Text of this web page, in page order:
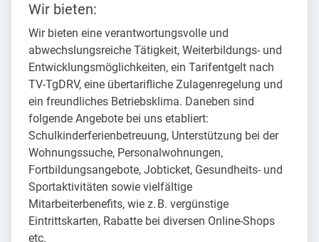
Wir bieten:
Wir bieten eine verantwortungsvolle und
abwechslungsreiche Tätigkeit, Weiterbildungs- und
Entwicklungsmöglichkeiten, ein Tarifentgelt nach
TV-TgDRV, eine übertarifliche Zulagenregelung und
ein freundliches Betriebsklima. Daneben sind
folgende Angebote bei uns etabliert:
Schulkinderferienbetreuung, Unterstützung bei der
Wohnungssuche, Personalwohnungen,
Fortbildungsangebote, Jobticket, Gesundheits- und
Sportaktivitäten sowie vielfältige
Mitarbeiterbenefits, wie z. B. vergünstige
Eintrittskarten, Rabatte bei diversen Online-Shops
etc.